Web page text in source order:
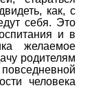
как, с
себя. Это
и в
желаемое
родителям
человека